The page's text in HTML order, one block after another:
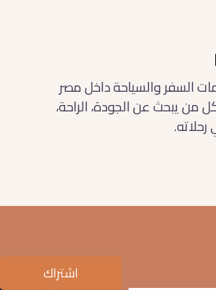
السفر والسياحة داخل مصر
من يبحث عن الجودة، الراحة،
اشتراك